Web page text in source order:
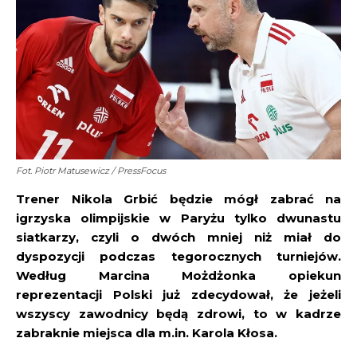
Fot. Piotr Matusewicz / PressFocus
Trener Nikola Grbić będzie mógł zabrać na
igrzyska olimpijskie w Paryżu tylko dwunastu
siatkarzy, czyli o dwóch mniej niż miał do
dyspozycji podczas tegorocznych turniejów.
Według Marcina Możdżonka opiekun
reprezentacji Polski już zdecydował, że jeżeli
wszyscy zawodnicy będą zdrowi, to w kadrze
zabraknie miejsca dla m.in. Karola Kłosa.